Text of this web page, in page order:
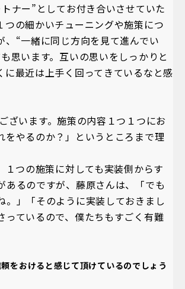
ナー”としてお付き合いさせていた
つの細かいチューニングや施策につ
、“一緒に同じ方向を見て進んでい
思います。互いの思いをしっかりと
に最近は上手く回ってきているなと感
ざいます。施策の内容１つ１つにお
をやるのか？」というところまで理
１つの施策に対しても実装側からす
あるのですが、藤原さんは、「でも
。」「そのように実装しておきまし
っているので、僕たちもすごく有難
をおけると感じて頂けているのでしょう